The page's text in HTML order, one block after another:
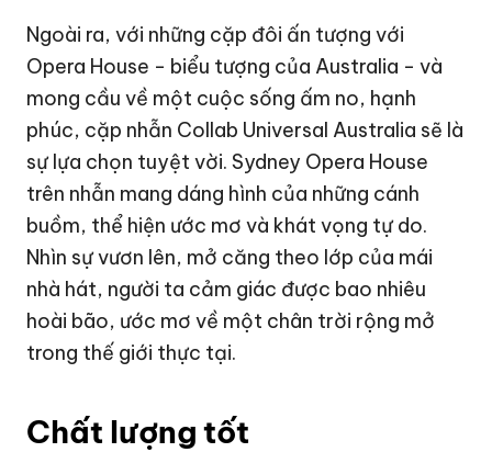
Ngoài ra, với những cặp đôi ấn tượng với
Opera House - biểu tượng của Australia - và
mong cầu về một cuộc sống ấm no, hạnh
phúc, cặp nhẫn Collab Universal Australia sẽ là
sự lựa chọn tuyệt vời. Sydney Opera House
trên nhẫn mang dáng hình của những cánh
buồm, thể hiện ước mơ và khát vọng tự do.
Nhìn sự vươn lên, mở căng theo lớp của mái
nhà hát, người ta cảm giác được bao nhiêu
hoài bão, ước mơ về một chân trời rộng mở
trong thế giới thực tại.
Chất lượng tốt